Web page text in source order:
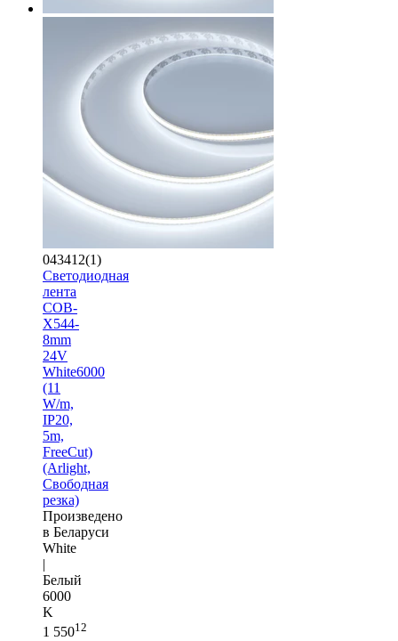
043412(1)
Светодиодная
лента
COB-
X544-
8mm
24V
White6000
(11
W/m,
IP20,
5m,
FreeCut)
(Arlight,
Свободная
резка)
Произведено
в Беларуси
White
|
Белый
6000
K
1 55012